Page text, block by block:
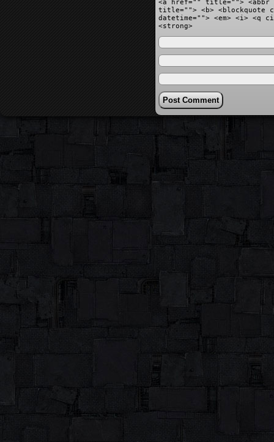
<a href="" title=""> <abbr
title=""> <b> <blockquote
datetime=""> <em> <i> <q
<strong>